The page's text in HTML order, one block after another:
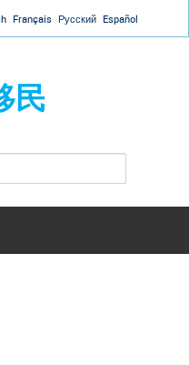
Français Русский Español
民